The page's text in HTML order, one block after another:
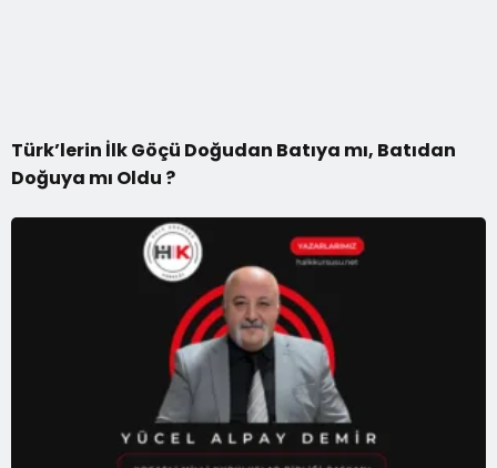
Türk’lerin İlk Göçü Doğudan Batıya mı, Batıdan
Doğuya mı Oldu ?